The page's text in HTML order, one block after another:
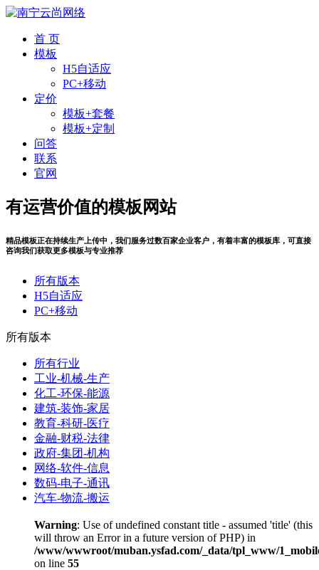
首 页
模板
H5自适应
PC+移动
定价
模板+套餐
模板+定制
问答
联系
官网
有运营价值的模板网站
精品模板正在持续生产上传中，我们服务过数百家企业客户，有着丰富的模板库，可直接
咨询我们获取更多模板与专业推荐
所有版本
H5自适应
PC+移动
所有版本
所有行业
工业-机械-生产
化工-环保-能源
建筑-装饰-家居
教育-科研-医疗
金融-财税-法律
政府-集团-机构
网络-软件-信息
数码-电子-通讯
汽车-物流-搬运
Warning: Use of undefined constant title - assumed 'title' (this
will throw an Error in a future version of PHP) in
/www/wwwroot/muban.ysfad.com/_data/tpl_www/
on line 55